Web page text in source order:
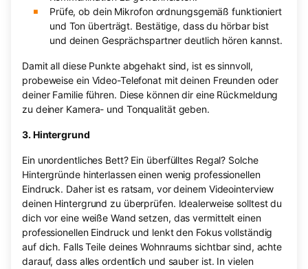
Prüfe, ob dein Mikrofon ordnungsgemäß funktioniert
und Ton überträgt. Bestätige, dass du hörbar bist
und deinen Gesprächspartner deutlich hören kannst.
Damit all diese Punkte abgehakt sind, ist es sinnvoll,
probeweise ein Video-Telefonat mit deinen Freunden oder
deiner Familie führen. Diese können dir eine Rückmeldung
zu deiner Kamera- und Tonqualität geben.
3. Hintergrund
Ein unordentliches Bett? Ein überfülltes Regal? Solche
Hintergründe hinterlassen einen wenig professionellen
Eindruck. Daher ist es ratsam, vor deinem Videointerview
deinen Hintergrund zu überprüfen. Idealerweise solltest du
dich vor eine weiße Wand setzen, das vermittelt einen
professionellen Eindruck und lenkt den Fokus vollständig
auf dich. Falls Teile deines Wohnraums sichtbar sind, achte
darauf, dass alles ordentlich und sauber ist. In vielen